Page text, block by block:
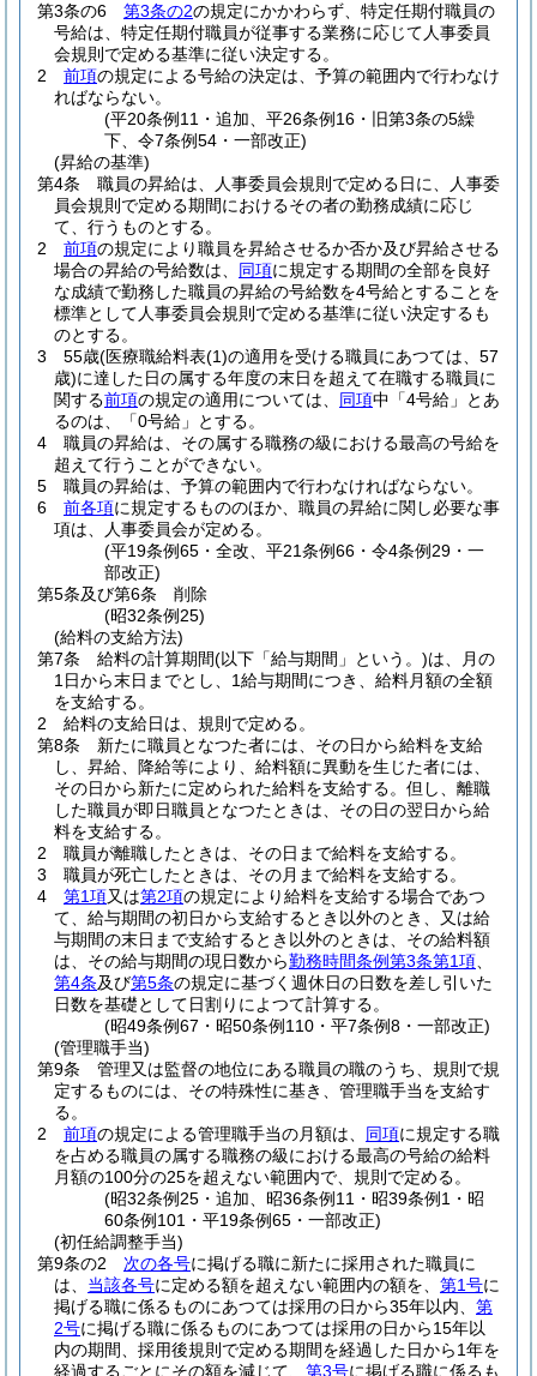
第3条の6
第3条の2の規定にかかわらず、特定任期付職員の
号給は、特定任期付職員が従事する業務に応じて人事委員
会規則で定める基準に従い決定する。
2
前項の規定による号給の決定は、予算の範囲内で行わなけ
ればならない。
(平20条例11・追加、平26条例16・旧第3条の5繰
下、令7条例54・一部改正)
(昇給の基準)
第4条
職員の昇給は、人事委員会規則で定める日に、人事委
員会規則で定める期間におけるその者の勤務成績に応じ
て、行うものとする。
2
前項の規定により職員を昇給させるか否か及び昇給させる
場合の昇給の号給数は、 同項に規定する期間の全部を良好
な成績で勤務した職員の昇給の号給数を4号給とすることを
標準として人事委員会規則で定める基準に従い決定するも
のとする。
3
55歳(医療職給料表(1)の適用を受ける職員にあつては、57
歳)に達した日の属する年度の末日を超えて在職する職員に
関する前項の規定の適用については、 同項中「4号給」とあ
るのは、「0号給」とする。
4
職員の昇給は、その属する職務の級における最高の号給を
超えて行うことができない。
5
職員の昇給は、予算の範囲内で行わなければならない。
6
前各項に規定するもののほか、職員の昇給に関し必要な事
項は、人事委員会が定める。
(平19条例65・全改、平21条例66・令4条例29・一
部改正)
第5条及び第6条
削除
(昭32条例25)
(給料の支給方法)
第7条
給料の計算期間(以下「給与期間」という。)は、月の
1日から末日までとし、1給与期間につき、給料月額の全額
を支給する。
2
給料の支給日は、規則で定める。
第8条
新たに職員となつた者には、その日から給料を支給
し、昇給、降給等により、給料額に異動を生じた者には、
その日から新たに定められた給料を支給する。 但し、離職
した職員が即日職員となつたときは、その日の翌日から給
料を支給する。
2
職員が離職したときは、その日まで給料を支給する。
3
職員が死亡したときは、その月まで給料を支給する。
4
第1項又は第2項の規定により給料を支給する場合であつ
て、給与期間の初日から支給するとき以外のとき、又は給
与期間の末日まで支給するとき以外のときは、その給料額
は、その給与期間の現日数から勤務時間条例第3条第1項
第4条及び第5条の規定に基づく週休日の日数を差し引いた
日数を基礎として日割りによつて計算する。
(昭49条例67・昭50条例110・平7条例8・一部改正)
(管理職手当)
第9条
管理又は監督の地位にある職員の職のうち、規則で規
定するものには、その特殊性に基き、管理職手当を支給す
る。
2
前項の規定による管理職手当の月額は、 同項に規定する職
を占める職員の属する職務の級における最高の号給の給料
月額の100分の25を超えない範囲内で、規則で定める。
(昭32条例25・追加、昭36条例11・昭39条例1・昭
60条例101・平19条例65・一部改正)
(初任給調整手当)
第9条の2
次の各号に掲げる職に新たに採用された職員に
は、 当該各号に定める額を超えない範囲内の額を、 第1号に
掲げる職に係るものにあつては採用の日から35年以内、 第
2号に掲げる職に係るものにあつては採用の日から15年以
内の期間、採用後規則で定める期間を経過した日から1年を
経過するごとにその額を減じて、 第3号に掲げる職に係るも